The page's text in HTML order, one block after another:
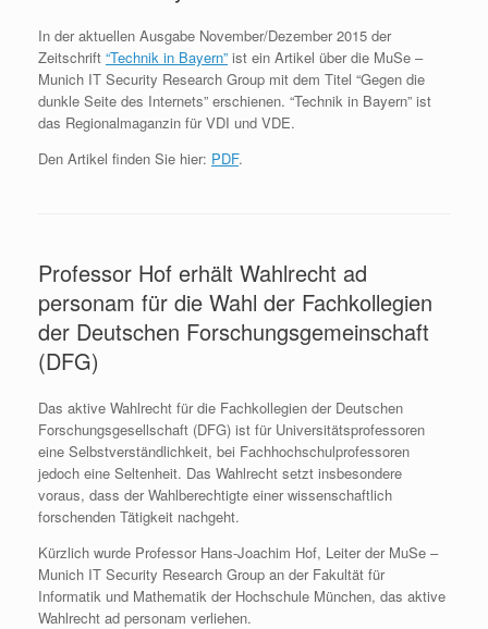
In der aktuellen Ausgabe November/Dezember 2015 der
Zeitschrift “Technik in Bayern” ist ein Artikel über die MuSe –
Munich IT Security Research Group mit dem Titel “Gegen die
dunkle Seite des Internets” erschienen. “Technik in Bayern” ist
das Regionalmaganzin für VDI und VDE.
Den Artikel finden Sie hier: PDF.
Professor Hof erhält Wahlrecht ad
personam für die Wahl der Fachkollegien
der Deutschen Forschungsgemeinschaft
(DFG)
Das aktive Wahlrecht für die Fachkollegien der Deutschen
Forschungsgesellschaft (DFG) ist für Universitätsprofessoren
eine Selbstverständlichkeit, bei Fachhochschulprofessoren
jedoch eine Seltenheit. Das Wahlrecht setzt insbesondere
voraus, dass der Wahlberechtigte einer wissenschaftlich
forschenden Tätigkeit nachgeht.
Kürzlich wurde Professor Hans-Joachim Hof, Leiter der MuSe –
Munich IT Security Research Group an der Fakultät für
Informatik und Mathematik der Hochschule München, das aktive
Wahlrecht ad personam verliehen.